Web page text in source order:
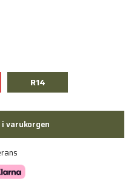
R14
i varukorgen